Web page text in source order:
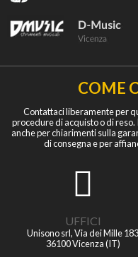
COME
Contattaci liberamente per
procedure di acquisto o di reso.
anche per chiarimenti sulla
di consegna e per
UFFICI
Unisono srl, Via dei Mille 183
36100 Vicenza (IT)